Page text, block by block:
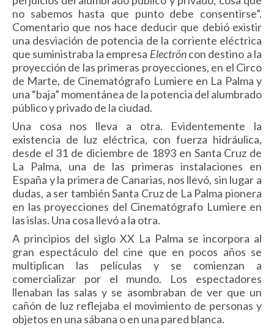
no sabemos hasta que punto debe consentirse”.
Comentario que nos hace deducir que debió existir
una desviación de potencia de la corriente eléctrica
que suministraba la empresa Electróncon destino a la
proyección de las primeras proyecciones, en el Circo
de Marte, de Cinematógrafo Lumiere en La Palma y
una “baja” momentánea de la potencia del alumbrado
público y privado de la ciudad.
Una cosa nos lleva a otra. Evidentemente la
existencia de luz eléctrica, con fuerza hidráulica,
desde el 31 de diciembre de 1893 en Santa Cruz de
La Palma, una de las primeras instalaciones en
España y la primera de Canarias, nos llevó, sin lugar a
dudas, a ser también Santa Cruz de La Palma pionera
en las proyecciones del Cinematógrafo Lumiere en
las islas. Una cosa llevó a la otra.
A principios del siglo XX La Palma se incorpora al
gran espectáculo del cine que en pocos años se
multiplican las películas y se comienzan a
comercializar por el mundo. Los espectadores
llenaban las salas y se asombraban de ver que un
cañón de luz reflejaba el movimiento de personas y
objetos en una sábana o en una pared blanca.